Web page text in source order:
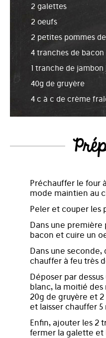
2 galettes
2 oeufs
2 petites pommes
4 tranches de bacon
1 tranche de jambon
40g de gruyère
4 c à c de crème
Préchauffer le four
mode maintien au
Peler et couper les
Dans une
bacon et cuire un
Dans une
chauffer à feu très
Déposer par
blanc, la moitié
20g de gruyère et
et laisser chauffer 5
Enfin, ajouter les 2
fermer la galette et